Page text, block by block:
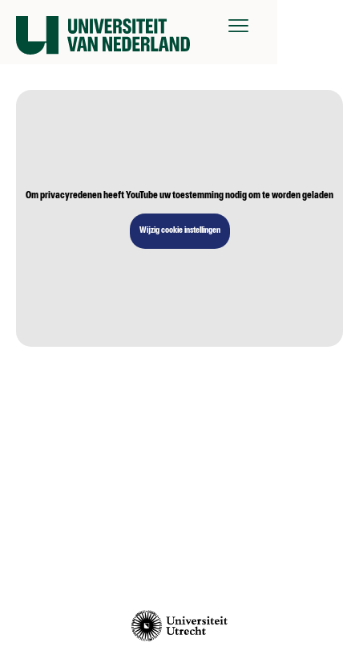
Om privacyredenen heeft YouTube uw toestemming nodig om te worden geladen
Wijzig cookie instellingen